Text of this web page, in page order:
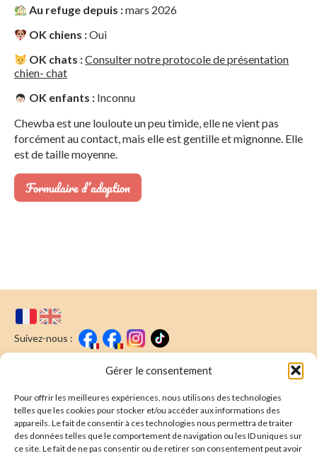
Gérer le consentement
Pour offrir les meilleures expériences, nous utilisons des technologies
telles que les cookies pour stocker et/ou accéder aux informations des
appareils. Le fait de consentir à ces technologies nous permettra de traiter
des données telles que le comportement de navigation ou les ID uniques sur
ce site. Le fait de ne pas consentir ou de retirer son consentement peut avoir
Au refuge depuis :mars 2026
OK chiens :Oui
OK chats :Consulter notre protocole de présentation
chien- chat
OK enfants : Inconnu
Chewba est une louloute un peu timide, elle ne vient pas
forcément au contact, mais elle est gentille et mignonne. Elle
est de taille moyenne.
Formulaire d’adoption
Suivez-nous :
Nous écrire
Newsletter
E-mail* : Souscrire